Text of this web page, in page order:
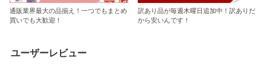
通販業界最大の品揃え！一つでもまとめ
買いでも大歓迎！
訳あり品が毎週木曜日追加中！訳ありだ
から安いんです！
ユーザーレビュー